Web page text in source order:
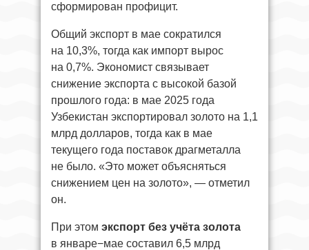
сформирован профицит.
Общий экспорт в мае сократился
на 10,3%, тогда как импорт вырос
на 0,7%. Экономист связывает
снижение экспорта с высокой базой
прошлого года: в мае 2025 года
Узбекистан экспортировал золото на 1,1
млрд долларов, тогда как в мае
текущего года поставок драгметалла
не было. «Это может объясняться
снижением цен на золото», — отметил
он.
При этом экспорт без учёта золота
в январе−мае составил 6,5 млрд